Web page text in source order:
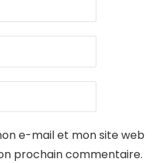
e-mail et mon site web
prochain commentaire.